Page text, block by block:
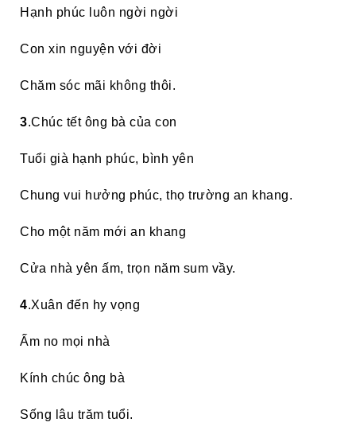
Hạnh phúc luôn ngời ngời
Con xin nguyện với đời
Chăm sóc mãi không thôi.
3.Chúc tết ông bà của con
Tuổi già hạnh phúc, bình yên
Chung vui hưởng phúc, thọ trường an khang.
Cho một năm mới an khang
Cửa nhà yên ấm, trọn năm sum vầy.
4.Xuân đến hy vọng
Ấm no mọi nhà
Kính chúc ông bà
Sống lâu trăm tuổi.